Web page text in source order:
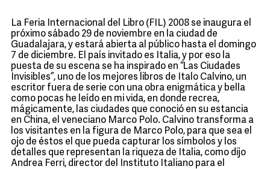
La Feria Internacional del Libro (FIL) 2008 se inaugura el
próximo sábado 29 de noviembre en la ciudad de
Guadalajara, y estará abierta al público hasta el domingo
7 de diciembre. El país invitado es Italia, y por eso la
puesta de su escena se ha inspirado en “Las Ciudades
Invisibles”, uno de los mejores libros de Italo Calvino, un
escritor fuera de serie con una obra enigmática y bella
como pocas he leído en mi vida, en donde recrea,
mágicamente, las ciudades que conoció en su estancia
en China, el veneciano Marco Polo. Calvino transforma a
los visitantes en la figura de Marco Polo, para que sea el
ojo de éstos el que pueda capturar los símbolos y los
detalles que representan la riqueza de Italia, como dijo
Andrea Ferri, director del Instituto Italiano para el